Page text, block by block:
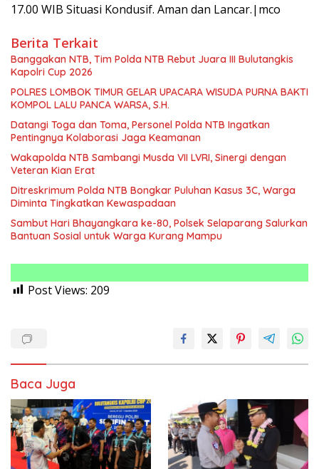
17.00 WIB Situasi Kondusif. Aman dan Lancar.|mco
Berita Terkait
Banggakan NTB, Tim Polda NTB Rebut Juara III Bulutangkis
Kapolri Cup 2026
POLRES LOMBOK TIMUR GELAR UPACARA WISUDA PURNA BAKTI
KOMPOL LALU PANCA WARSA, S.H.
Datangi Toga dan Toma, Personel Polda NTB Ingatkan
Pentingnya Kolaborasi Jaga Keamanan
Wakapolda NTB Sambangi Musda VII LVRI, Sinergi dengan
Veteran Kian Erat
Ditreskrimum Polda NTB Bongkar Puluhan Kasus 3C, Warga
Diminta Tingkatkan Kewaspadaan
Sambut Hari Bhayangkara ke-80, Polsek Selaparang Salurkan
Bantuan Sosial untuk Warga Kurang Mampu
Post Views: 209
Baca Juga